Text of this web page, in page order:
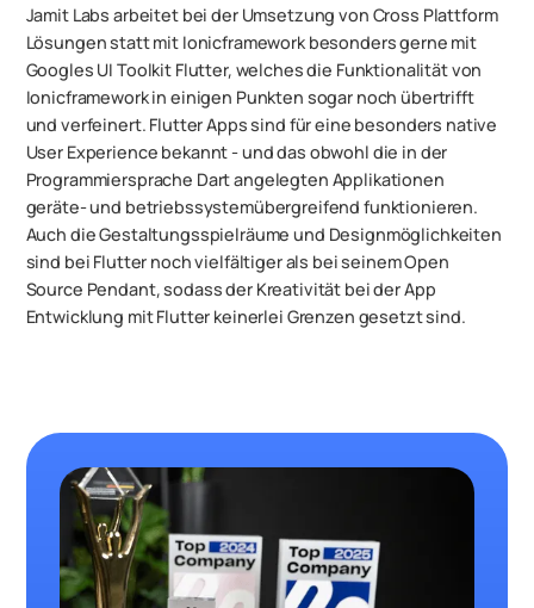
Jamit Labs arbeitet bei der Umsetzung von Cross Plattform
Lösungen statt mit Ionicframework besonders gerne mit
Googles UI Toolkit Flutter, welches die Funktionalität von
Ionicframework in einigen Punkten sogar noch übertrifft
und verfeinert. Flutter Apps sind für eine besonders native
User Experience bekannt - und das obwohl die in der
Programmiersprache Dart angelegten Applikationen
geräte- und betriebssystemübergreifend funktionieren.
Auch die Gestaltungsspielräume und Designmöglichkeiten
sind bei Flutter noch vielfältiger als bei seinem Open
Source Pendant, sodass der Kreativität bei der App
Entwicklung mit Flutter keinerlei Grenzen gesetzt sind.